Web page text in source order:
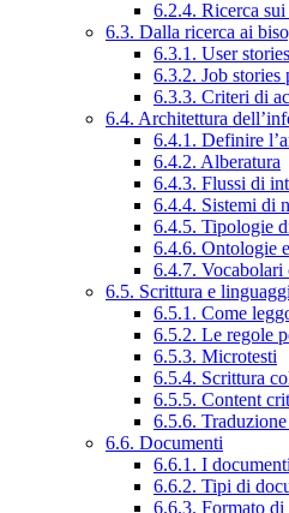
6.2.4. Ricerca
6.3. Dalla ricerca ai
6.3.1. User
6.3.2. Job stories
6.3.3. Criteri di
6.4. Architettura
6.4.1. Definire
6.4.2. Alberatura
6.4.3. Flussi di
6.4.4. Sistemi di
6.4.5. Tipologie
6.4.6. Ontologie
6.4.7. Vocabolari
6.5. Scrittura e
6.5.1. Come
6.5.2. Le regole
6.5.3. Microtesti
6.5.4. Scrittura
6.5.5. Content
6.5.6.
6.6. Documenti
6.6.1. I
6.6.2. Tipi di
6.6.3. Formato